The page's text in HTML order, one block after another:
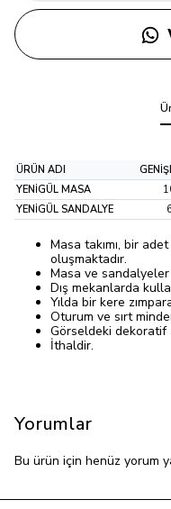
ÜRÜN ADI
YENİGÜL MASA
YENİGÜL SANDALYE
Masa takımı, bir
oluşmaktadır.
Masa ve
Dış mekanlarda
Yılda bir kere
Oturum ve sırt
Görseldeki
İthaldir.
Yorumlar
Bu ürün için henüz yorum